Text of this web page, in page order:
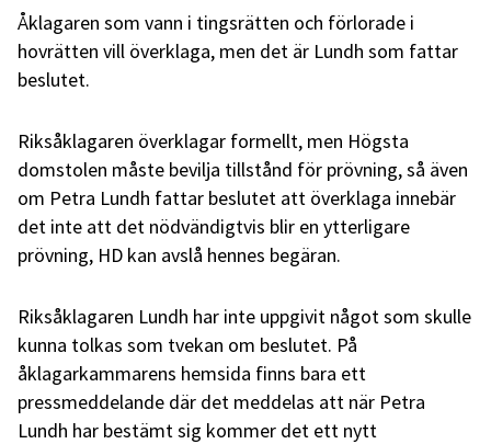
Åklagaren som vann i tingsrätten och förlorade i
hovrätten vill överklaga, men det är Lundh som fattar
beslutet.
Riksåklagaren överklagar formellt, men Högsta
domstolen måste bevilja tillstånd för prövning, så även
om Petra Lundh fattar beslutet att överklaga innebär
det inte att det nödvändigtvis blir en ytterligare
prövning, HD kan avslå hennes begäran.
Riksåklagaren Lundh har inte uppgivit något som skulle
kunna tolkas som tvekan om beslutet. På
åklagarkammarens hemsida finns bara ett
pressmeddelande där det meddelas att när Petra
Lundh har bestämt sig kommer det ett nytt